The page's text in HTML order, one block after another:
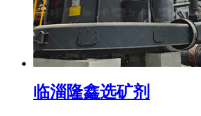
临淄隆鑫选矿剂